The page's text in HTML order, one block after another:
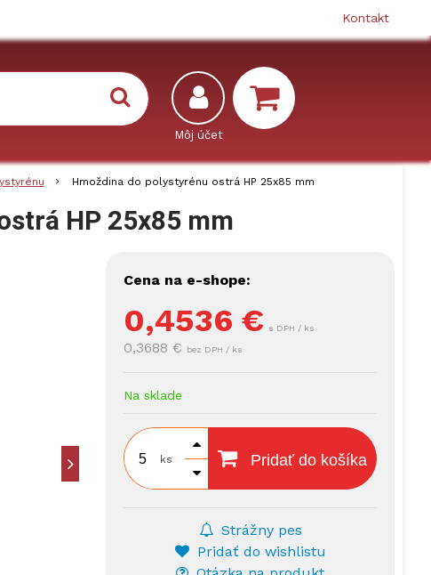
Kontakt
Hmoždina do polystyrénu ostrá HP 25x85 mm
HP 25x85 mm
Cena na e-shope:
0,4536 € s DPH / ks
0,3688 € bez DPH / ks
Na sklade
ks Pridať do košíka
Strážny pes
Pridať do wishlistu